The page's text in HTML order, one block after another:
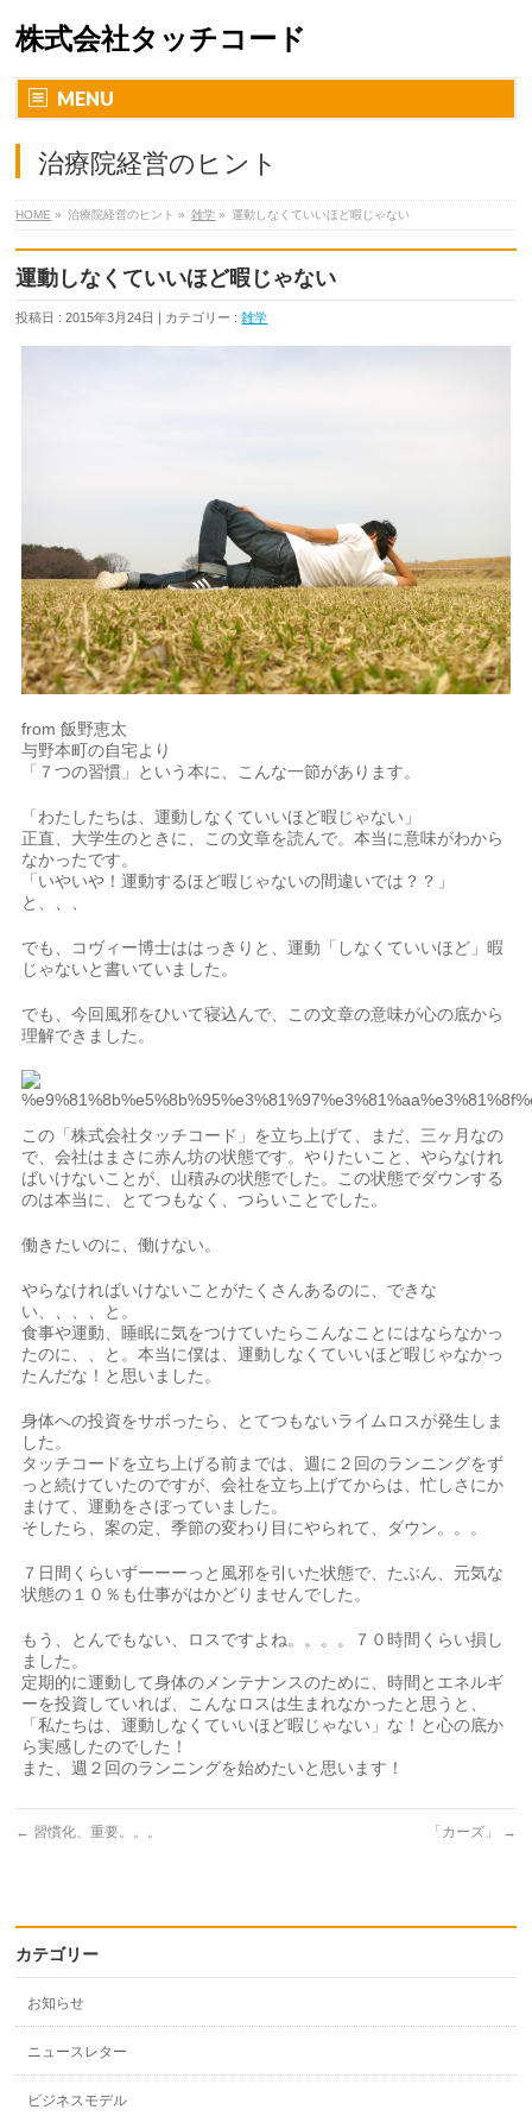
株式会社タッチコード
MENU
治療院経営のヒント
HOME » 治療院経営のヒント » 雑学 » 運動しなくていいほど暇じゃない
運動しなくていいほど暇じゃない
投稿日 : 2015年3月24日 | カテゴリー :雑学
from 飯野恵太
与野本町の自宅より
「７つの習慣」という本に、こんな一節があります。
「わたしたちは、運動しなくていいほど暇じゃない」
正直、大学生のときに、この文章を読んで。本当に意味がわから
なかったです。
「いやいや！運動するほど暇じゃないの間違いでは？？」
と、、、
でも、コヴィー博士ははっきりと、運動「しなくていいほど」暇
じゃないと書いていました。
でも、今回風邪をひいて寝込んで、この文章の意味が心の底から
理解できました。
この「株式会社タッチコード」を立ち上げて、まだ、三ヶ月なの
で、会社はまさに赤ん坊の状態です。やりたいこと、やらなけれ
ばいけないことが、山積みの状態でした。この状態でダウンする
のは本当に、とてつもなく、つらいことでした。
働きたいのに、働けない。
やらなければいけないことがたくさんあるのに、できな
い、、、、と。
食事や運動、睡眠に気をつけていたらこんなことにはならなかっ
たのに、、と。本当に僕は、運動しなくていいほど暇じゃなかっ
たんだな！と思いました。
身体への投資をサボったら、とてつもないライムロスが発生しま
した。
タッチコードを立ち上げる前までは、週に２回のランニングをず
っと続けていたのですが、会社を立ち上げてからは、忙しさにか
まけて、運動をさぼっていました。
そしたら、案の定、季節の変わり目にやられて、ダウン。。。
７日間くらいずーーーっと風邪を引いた状態で、たぶん、元気な
状態の１０％も仕事がはかどりませんでした。
もう、とんでもない、ロスですよね。。。。７０時間くらい損し
ました。
定期的に運動して身体のメンテナンスのために、時間とエネルギ
ーを投資していれば、こんなロスは生まれなかったと思うと、
「私たちは、運動しなくていいほど暇じゃない」な！と心の底か
ら実感したのでした！
また、週２回のランニングを始めたいと思います！
← 習慣化、重要。。。 「カーズ」 →
カテゴリー
お知らせ
ニュースレター
ビジネスモデル